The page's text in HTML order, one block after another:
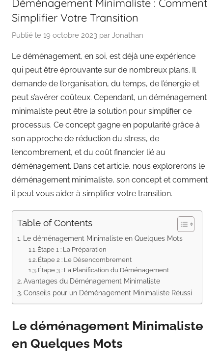
Déménagement Minimaliste : Comment
Simplifier Votre Transition
Publié le 19 octobre 2023 par Jonathan
Le déménagement, en soi, est déjà une expérience
qui peut être éprouvante sur de nombreux plans. Il
demande de l’organisation, du temps, de l’énergie et
peut s’avérer coûteux. Cependant, un déménagement
minimaliste peut être la solution pour simplifier ce
processus. Ce concept gagne en popularité grâce à
son approche de réduction du stress, de
l’encombrement, et du coût financier lié au
déménagement. Dans cet article, nous explorerons le
déménagement minimaliste, son concept et comment
il peut vous aider à simplifier votre transition.
Table of Contents
Le déménagement Minimaliste en Quelques Mots
Étape 1 : La Préparation
Étape 2 : Le Désencombrement
Étape 3 : La Planification du Déménagement
Avantages du Déménagement Minimaliste
Conseils pour un Déménagement Minimaliste Réussi
Le déménagement Minimaliste
en Quelques Mots